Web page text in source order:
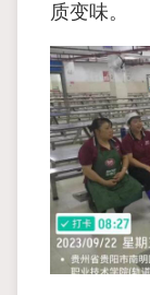
质变味。